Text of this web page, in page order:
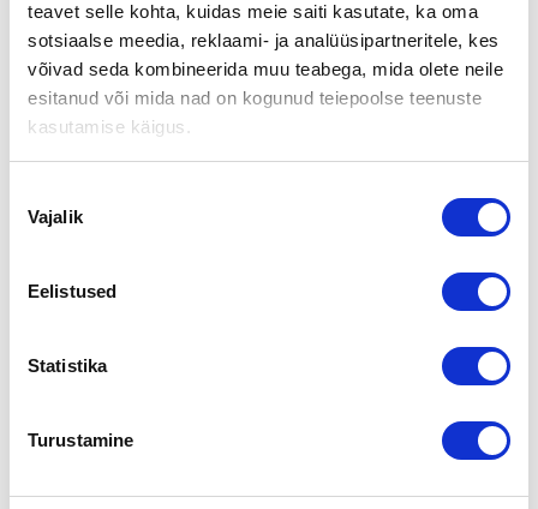
teavet selle kohta, kuidas meie saiti kasutate, ka oma
sotsiaalse meedia, reklaami- ja analüüsipartneritele, kes
võivad seda kombineerida muu teabega, mida olete neile
esitanud või mida nad on kogunud teiepoolse teenuste
kasutamise käigus.
valik
Vajalik
Eelistused
Statistika
Turustamine
ympärivuorokautista tehostettua
hoitoa tuottavan yrityksen kiinteistöt
toimitilat kylmä ja ilmastointikoneineen
Tampereen talousalue